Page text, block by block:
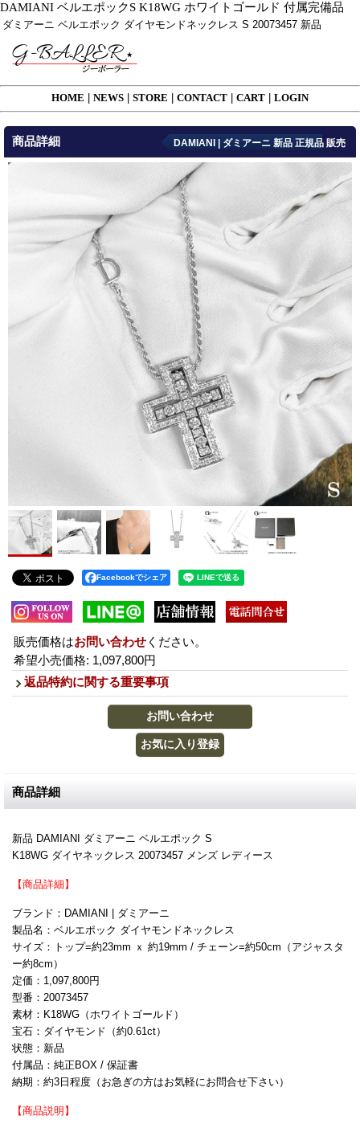
DAMIANI ベルエポックS K18WG ホワイトゴールド 付属完備品
ダミアーニ ベルエポック ダイヤモンドネックレス S 20073457 新品
HOME NEWS STORE CONTACT CART LOGIN
商品詳細 DAMIANI | ダミアーニ 新品 正規品 販売
Facebookでシェア
販売価格はお問い合わせ ください。
希望小売価格: 1,097,800円
返品特約に関する重要事項
商品詳細
新品 DAMIANI ダミアーニ ベルエポック S
K18WG ダイヤネックレス 20073457 メンズ レディース
【商品詳細】
ブランド：DAMIANI | ダミアーニ
製品名：ベルエポック ダイヤモンドネックレス
サイズ：トップ=約23mm ｘ 約19mm / チェーン=約50cm（アジャスタ
ー約8cm）
定価：1,097,800円
型番：20073457
素材：K18WG（ホワイトゴールド）
宝石：ダイヤモンド（約0.61ct）
状態：新品
付属品：純正BOX / 保証書
納期：約3日程度（お急ぎの方はお気軽にお問合せ下さい）
【商品説明】